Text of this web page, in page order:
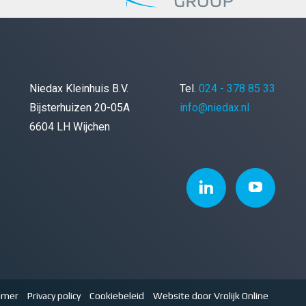
Niedax Kleinhuis B.V.
Bijsterhuizen 20-05A
6604 LH Wijchen
Tel. 024 - 378 85 33
info@niedax.nl
Privacy policy Cookiebeleid Website door Vrolijk Online